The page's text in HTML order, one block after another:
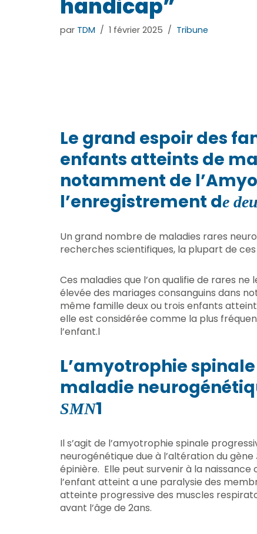
handicap”
par TDM 1 février 2025 Tribune
Le grand espoir des
enfants atteints de
notamment de
l’enregistrement de
Un grand nombre de maladies rares
recherches scientifiques, la plupart de
Ces maladies que l’on qualifie de rares
élevée des mariages consanguins dans
même famille deux ou trois enfants
elle est considérée comme la plus
l’enfant.l
L’amyotrophie
maladie
SMN1
Il s’agit de l’amyotrophie spinale
neurogénétique due à l’altération du gène
épinière. Elle peut survenir à la naissance
l’enfant atteint a une paralysie des
atteinte progressive des muscles
avant l’âge de 2ans.